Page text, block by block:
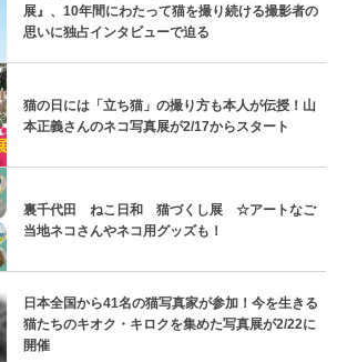
展』、10年間にわたって猫を撮り続ける撮影者の
思いに独占インタビューで迫る
猫の日には「立ち猫」の撮り方も本人が伝授！山
本正義さんのネコ写真展が2/17からスタート
裏千代田 ねこ日和 猫づくし展 ☆アートなご
当地ネコさんやネコ用グッズも！
日本全国から41名の猫写真家が参加！今を生きる
猫たちのキオク・キロクを集めた写真展が2/22に
開催